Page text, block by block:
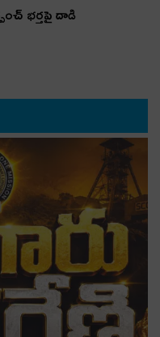
భ‌ర్త‌పై దాడి